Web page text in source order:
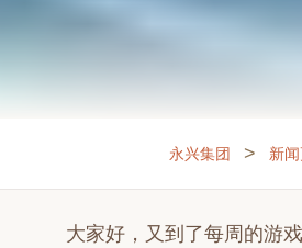
永兴集团 > 新
大家好，又到了每周的游